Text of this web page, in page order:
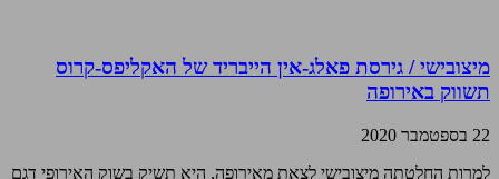
מיצובישי / גירסת פאלג-אין הייבריד של האקליפס-קרוס
תשווק באירופה
22 בספטמבר 2020
למרות החלטתה מיצובישי לצאת מאירופה, היא תשיק בשוק האירופי דגם